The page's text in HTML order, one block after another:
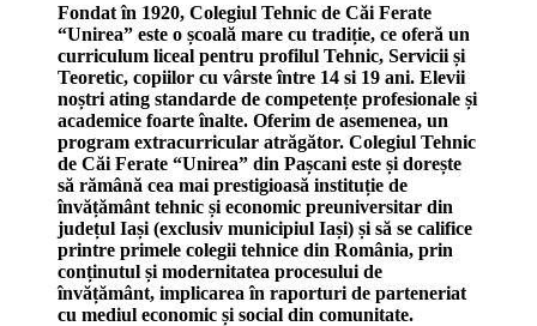
Fondat în 1920, Colegiul Tehnic de Căi Ferate
“Unirea” este o școală mare cu tradiție, ce oferă un
curriculum liceal pentru profilul Tehnic, Servicii și
Teoretic, copiilor cu vârste între 14 si 19 ani. Elevii
noștri ating standarde de competențe profesionale și
academice foarte înalte. Oferim de asemenea, un
program extracurricular atrăgător. Colegiul Tehnic
de Căi Ferate “Unirea” din Pașcani este și dorește
să rămână cea mai prestigioasă instituție de
învățământ tehnic și economic preuniversitar din
județul Iași (exclusiv municipiul Iași) și să se califice
printre primele colegii tehnice din România, prin
conținutul și modernitatea procesului de
învățământ, implicarea în raporturi de parteneriat
cu mediul economic și social din comunitate.